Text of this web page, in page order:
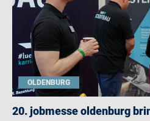
OLDENBURG
20. jobmesse oldenburg